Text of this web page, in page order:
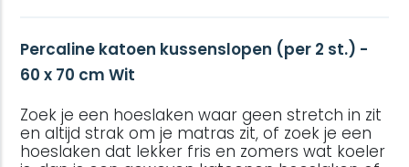
Percaline katoen kussenslopen (per 2 st.) -
60 x 70 cm Wit
Zoek je een hoeslaken waar geen stretch in zit
en altijd strak om je matras zit, of zoek je een
hoeslaken dat lekker fris en zomers wat koeler